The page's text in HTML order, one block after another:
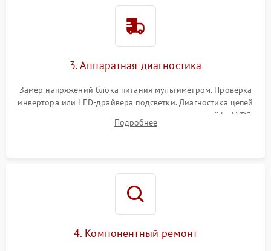
Поломка системы защиты
3. Аппаратная диагностика
Замер напряжений блока питания мультиметром. Проверка
инвертора или LED-драйвера подсветки. Диагностика цепей
питания скалера и тестирование сигналов на шлейфе LVDS
Подробнее
4. Компонентный ремонт